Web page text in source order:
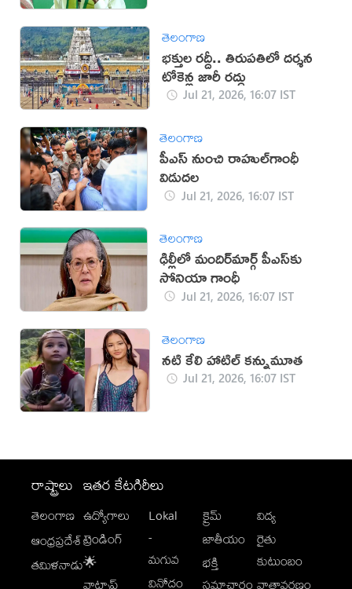
తెలంగాణ
భక్తుల రద్దీ.. తిరుపతిలో దర్శన
టోకెన్ల జారీ రద్దు
Jul 21, 2026, 16:07 IST
తెలంగాణ
పీఎస్‌ నుంచి రాహుల్‌గాంధీ
విడుదల
Jul 21, 2026, 16:07 IST
తెలంగాణ
ఢిల్లీలో మందిర్‌మార్గ్‌ పీఎస్‌కు
సోనియా గాంధీ
Jul 21, 2026, 16:07 IST
తెలంగాణ
నటి కేలి హాటిల్ కన్నుమూత
Jul 21, 2026, 16:07 IST
రాష్ట్రాలు
తెలంగాణ
ఆంధ్రప్రదేశ్
తమిళనాడు
ఇతర కేటగిరీలు
ఉద్యోగాలు
ట్రెండింగ్
🌟
Lokal
-
మగువ
వినోదం
క్రైమ్
జాతీయం
భక్తి
విద్య
రైతు
కుటుంబం